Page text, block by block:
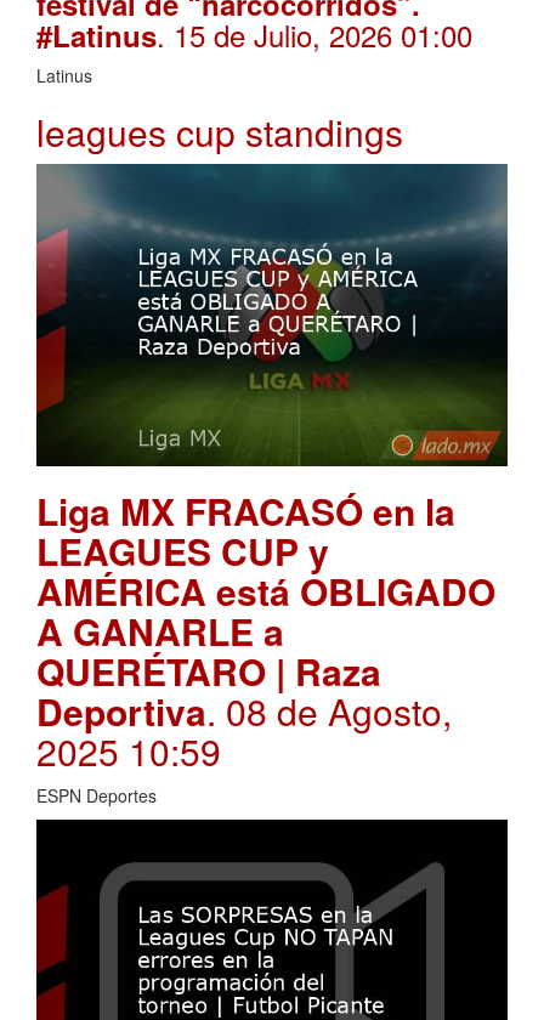
#Latinus. 15 de Julio, 2026 01:00
Latinus
leagues cup standings
Liga MX FRACASÓ en la
LEAGUES CUP y
AMÉRICA está OBLIGADO
A GANARLE a
QUERÉTARO | Raza
Deportiva. 08 de Agosto,
2025 10:59
ESPN Deportes